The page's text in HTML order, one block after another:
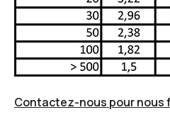
Contactez-nous pour nous